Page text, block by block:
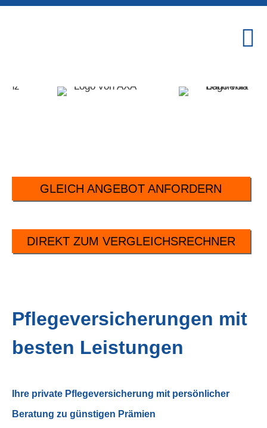
GLEICH ANGEBOT ANFORDERN
DIREKT ZUM VERGLEICHSRECHNER
Pflege­ver­si­che­rungen mit
besten Leistungen
Ihre private Pflege­ver­si­che­rung mit persönlicher
Beratung zu günstigen Prämien